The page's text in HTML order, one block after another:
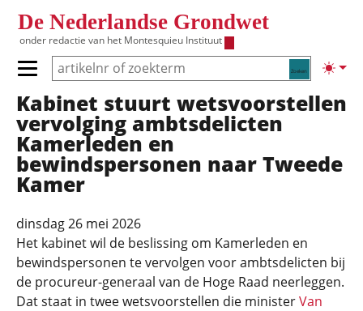
De Nederlandse Grondwet
onder redactie van het Montesquieu Instituut
Zoeken
Primair menu tonen/verbergen
Hoofdnavigatie
Kabinet stuurt wetsvoorstellen
vervolging ambtsdelicten
Kamerleden en
bewindspersonen naar Tweede
Kamer
dinsdag 26 mei 2026
Het kabinet wil de beslissing om Kamerleden en
bewindspersonen te vervolgen voor ambtsdelicten bij
de procureur-generaal van de Hoge Raad neerleggen.
Dat staat in twee wetsvoorstellen die ministerVan